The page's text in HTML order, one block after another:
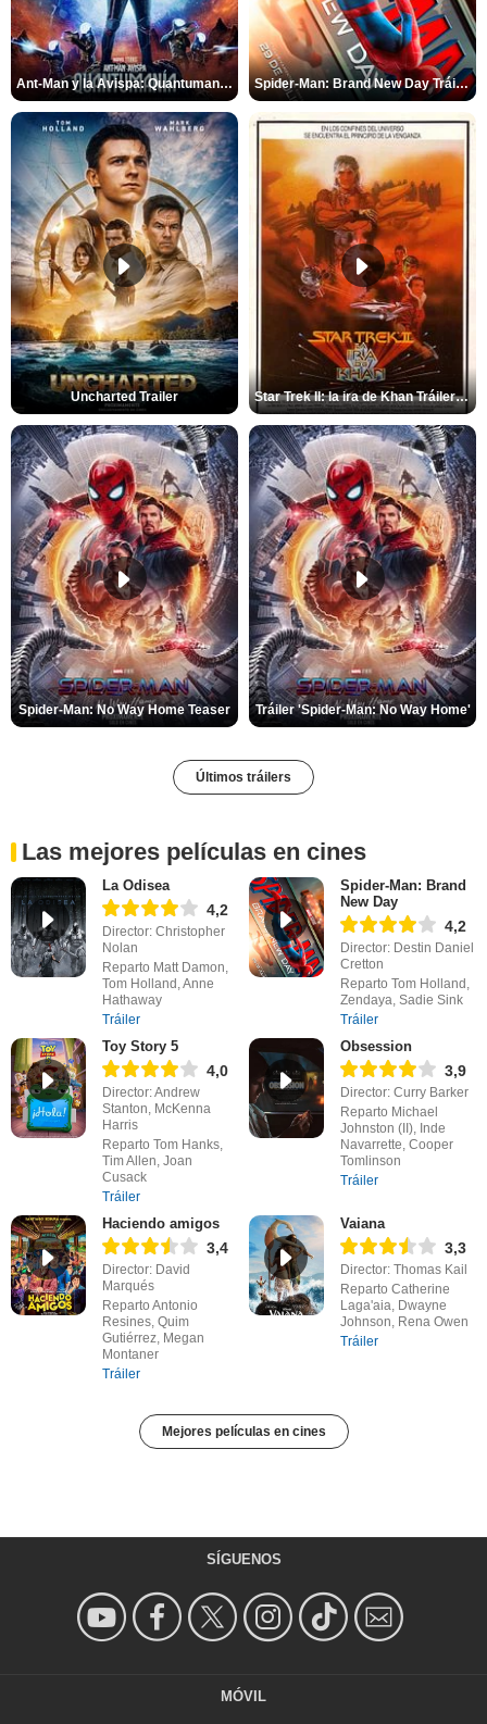
Ant-Man y la Avispa: Quantumanía Tráiler (2) Spider-Man: Brand New Day Tráiler (3)
Uncharted Trailer Star Trek II: la ira de Khan Tráiler VO
Spider-Man: No Way Home Teaser Tráiler 'Spider-Man: No Way Home'
Últimos tráilers
Las mejores películas en cines
La Odisea
4,2
Director: Christopher
Nolan
Reparto Matt Damon,
Tom Holland, Anne
Hathaway
Tráiler
Spider-Man: Brand
New Day
4,2
Director: Destin Daniel
Cretton
Reparto Tom Holland,
Zendaya, Sadie Sink
Tráiler
Toy Story 5
4,0
Director: Andrew
Stanton, McKenna
Harris
Reparto Tom Hanks,
Tim Allen, Joan
Cusack
Tráiler
Obsession
3,9
Director: Curry Barker
Reparto Michael
Johnston (II), Inde
Navarrette, Cooper
Tomlinson
Tráiler
Haciendo amigos
3,4
Director: David
Marqués
Reparto Antonio
Resines, Quim
Gutiérrez, Megan
Montaner
Tráiler
Vaiana
3,3
Director: Thomas Kail
Reparto Catherine
Laga'aia, Dwayne
Johnson, Rena Owen
Tráiler
Mejores películas en cines
SÍGUENOS
MÓVIL